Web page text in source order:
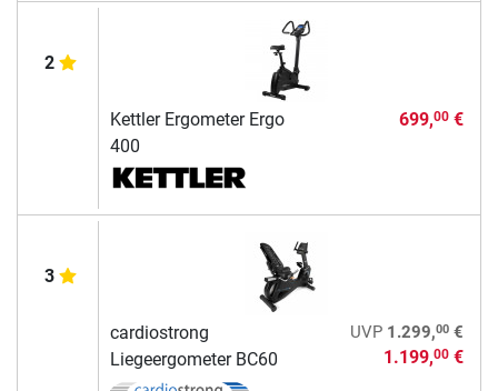
2
Kettler Ergometer Ergo
400
699,00€
3
cardiostrong
Liegeergometer BC60
UVP 1.299,00€
1.199,00€